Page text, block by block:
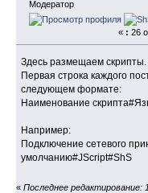
Модератор
« : 26
Здесь размещаем скрипты.
Первая строка каждого
следующем формате:
Наименование
Например:
Подключение сетевого
умолчанию#JScript#ShS
« Последнее редактирование: